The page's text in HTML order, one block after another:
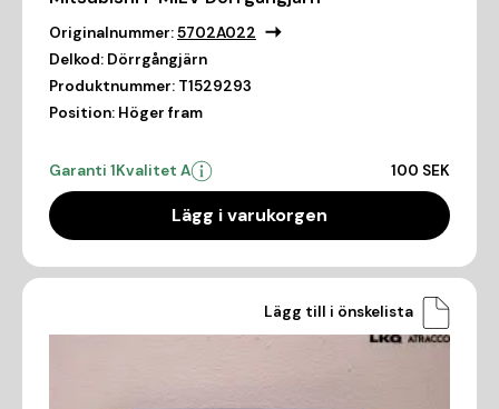
Originalnummer:5702A022
Delkod: Dörrgångjärn
Produktnummer: T1529293
Position: Höger fram
Garanti 1Kvalitet A 100 SEK
Lägg i varukorgen
Lägg till i önskelista